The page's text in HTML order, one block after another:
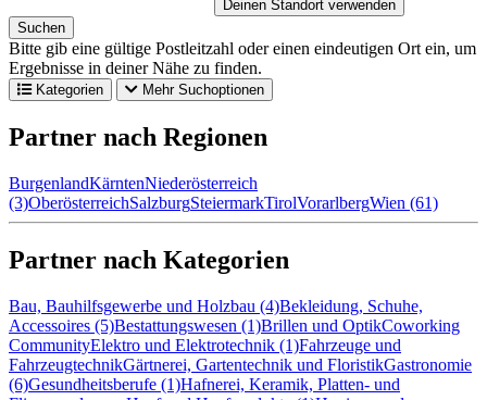
Deinen Standort verwenden
Suchen
Bitte gib eine gültige Postleitzahl oder einen eindeutigen Ort ein, um
Ergebnisse in deiner Nähe zu finden.
Kategorien Mehr Suchoptionen
Partner nach Regionen
BurgenlandKärntenNiederösterreich
(3)OberösterreichSalzburgSteiermarkTirolVorarlbergWien (61)
Partner nach Kategorien
Bau, Bauhilfsgewerbe und Holzbau (4)Bekleidung, Schuhe,
Accessoires (5)Bestattungswesen (1)Brillen und OptikCoworking
CommunityElektro und Elektrotechnik (1)Fahrzeuge und
FahrzeugtechnikGärtnerei, Gartentechnik und FloristikGastronomie
(6)Gesundheitsberufe (1)Hafnerei, Keramik, Platten- und